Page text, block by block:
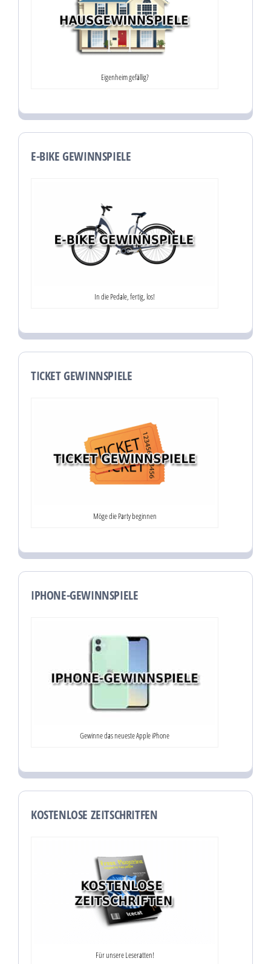
Eigenheim gefällig?
E-BIKE GEWINNSPIELE
In die Pedale, fertig, los!
TICKET GEWINNSPIELE
Möge die Party beginnen
IPHONE-GEWINNSPIELE
Gewinne das neueste Apple iPhone
KOSTENLOSE ZEITSCHRITFEN
Für unsere Leseratten!